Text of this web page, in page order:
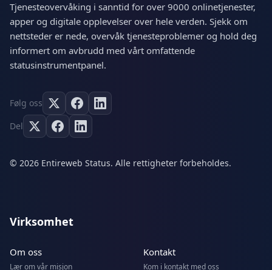
Tjenesteovervåking i sanntid for over 9000 onlinetjenester,
apper og digitale opplevelser over hele verden. Sjekk om
nettsteder er nede, overvåk tjenesteproblemer og hold deg
informert om avbrudd med vårt omfattende
statusinstrumentpanel.
Følg oss
Del
© 2026 Entireweb Status. Alle rettigheter forbeholdes.
Virksomhet
Om oss
Lær om vår misjon
Kontakt
Kom i kontakt med oss